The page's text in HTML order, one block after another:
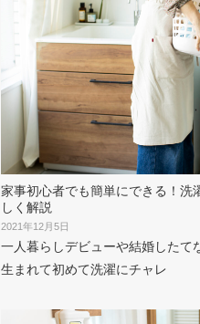
家事初心者でも簡単にできる！洗
しく解説
2021年12月5日
一人暮らしデビューや結婚したて
生まれて初めて洗濯にチャレ